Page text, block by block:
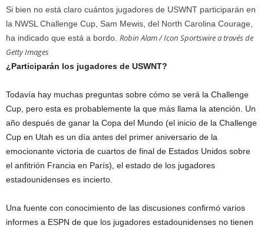
Si bien no está claro cuántos jugadores de USWNT participarán en
la NWSL Challenge Cup, Sam Mewis, del North Carolina Courage,
ha indicado que está a bordo. Robin Alam / Icon Sportswire a través de
Getty Images
¿Participarán los jugadores de USWNT?
Todavía hay muchas preguntas sobre cómo se verá la Challenge
Cup, pero esta es probablemente la que más llama la atención. Un
año después de ganar la Copa del Mundo (el inicio de la Challenge
Cup en Utah es un día antes del primer aniversario de la
emocionante victoria de cuartos de final de Estados Unidos sobre
el anfitrión Francia en París), el estado de los jugadores
estadounidenses es incierto.
Una fuente con conocimiento de las discusiones confirmó varios
informes a ESPN de que los jugadores estadounidenses no tienen